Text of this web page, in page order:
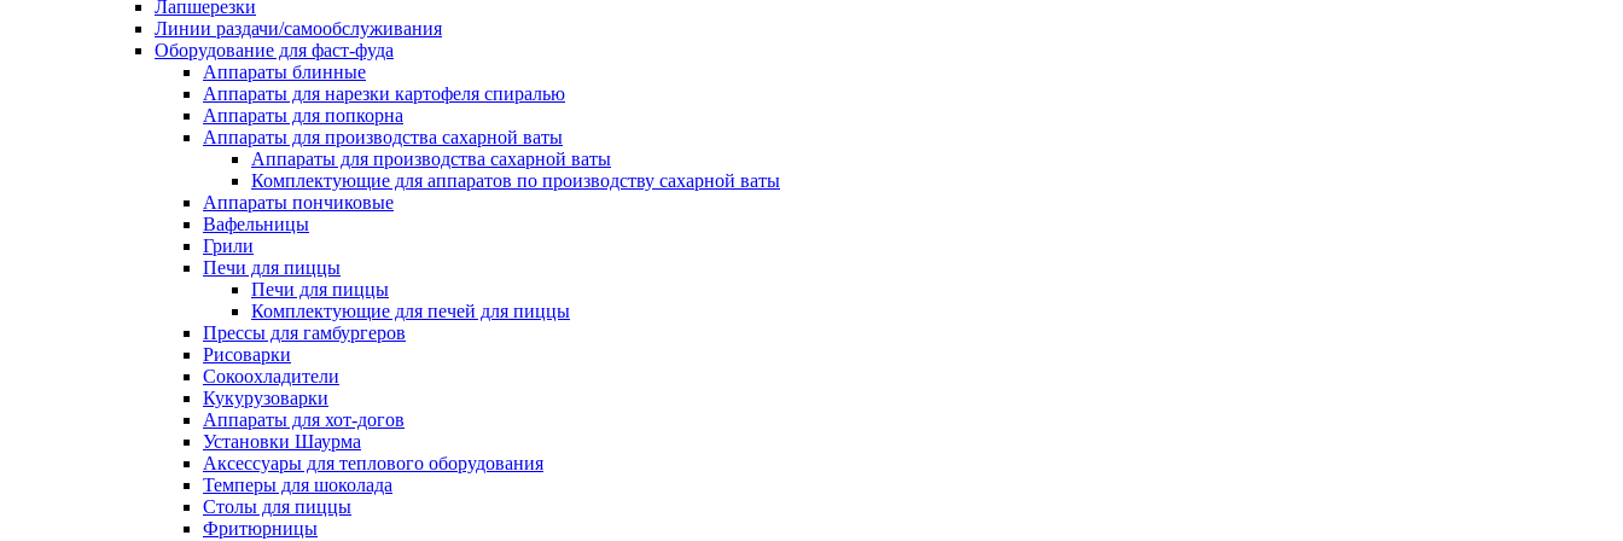
Лапшерезки
Линии раздачи/самообслуживания
Оборудование для фаст-фуда
Аппараты блинные
Аппараты для нарезки картофеля спиралью
Аппараты для попкорна
Аппараты для производства сахарной ваты
Аппараты для производства сахарной ваты
Комплектующие для аппаратов по производству сахарной ваты
Аппараты пончиковые
Вафельницы
Грили
Печи для пиццы
Печи для пиццы
Комплектующие для печей для пиццы
Прессы для гамбургеров
Рисоварки
Сокоохладители
Кукурузоварки
Аппараты для хот-догов
Установки Шаурма
Аксессуары для теплового оборудования
Темперы для шоколада
Столы для пиццы
Фритюрницы